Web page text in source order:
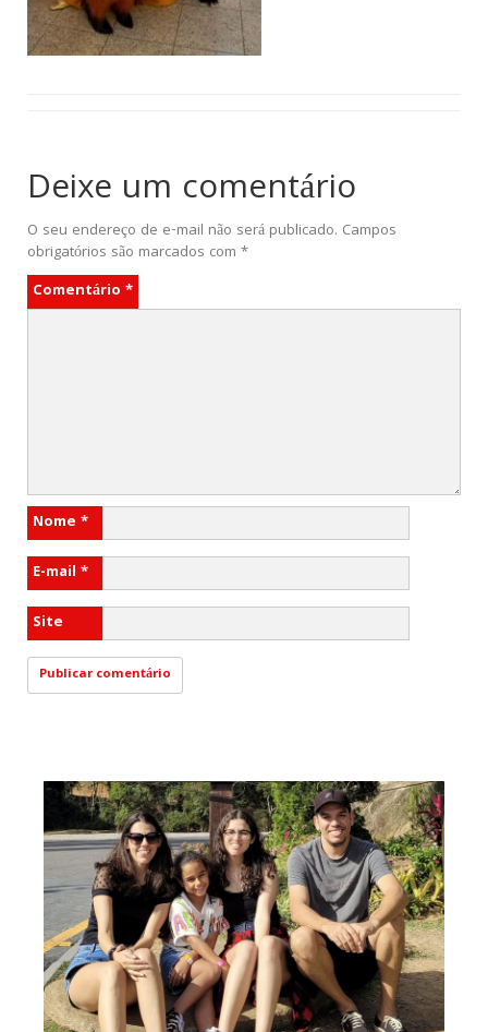
Deixe um comentário
O seu endereço de e-mail não será publicado. Campos
obrigatórios são marcados com *
Comentário *
Nome *
E-mail *
Site